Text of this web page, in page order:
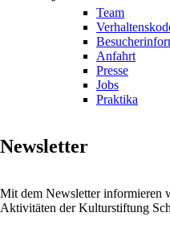
Team
Anfahrt
Presse
Jobs
Praktika
Newsletter
Mit dem Newsletter informieren
Aktivitäten der Kulturstiftung